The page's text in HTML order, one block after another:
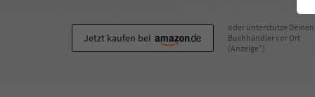
Jetzt kaufen bei
oder unterstütze Deinen
Buchhändler vor Ort
(Anzeige*)